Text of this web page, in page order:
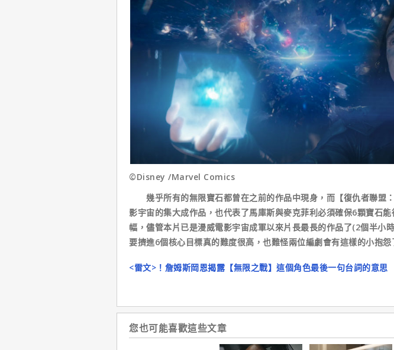
©Disney /Marvel Comics
幾乎所有的無限寶石都曾在之前的作品中現身，而【復仇者聯盟
影宇宙的集大成作品，也代表了馬庫斯與麥克菲利必須確保6顆寶石
幅，儘管本片已是漫威電影宇宙成軍以來片長最長的作品了(2個半小
要擠進6個核心目標真的難度很高，也難怪兩位編劇會有這樣的小抱怨
<雷文>！詹姆斯岡恩揭露【無限之戰】這個角色最後一句台詞的意思
您也可能喜歡這些文章